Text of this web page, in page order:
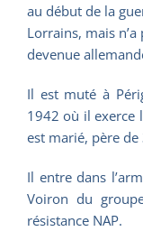
au début de la
Lorrains, mais
devenue
Il est muté à
1942 où il exerce
est marié, père de
Il entre dans
Voiron du
résistance NAP.